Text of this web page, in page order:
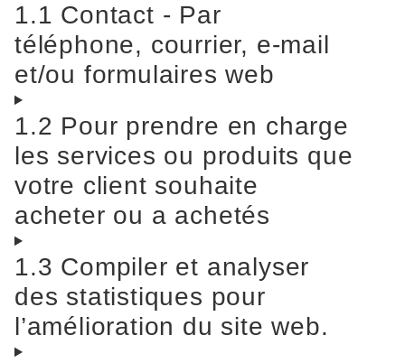
1.1 Contact - Par
téléphone, courrier, e-mail
et/ou formulaires web
1.2 Pour prendre en charge
les services ou produits que
votre client souhaite
acheter ou a achetés
1.3 Compiler et analyser
des statistiques pour
l’amélioration du site web.